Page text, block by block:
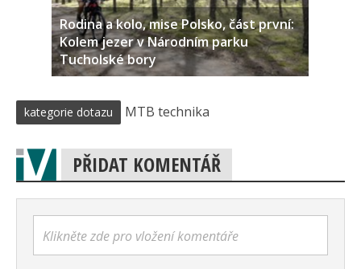
Rodina a kolo, mise Polsko, část první:
Kolem jezer v Národním parku
Tucholské bory
kategorie dotazu MTB technika
PŘIDAT KOMENTÁŘ
Klikněte zde pro vložení komentáře